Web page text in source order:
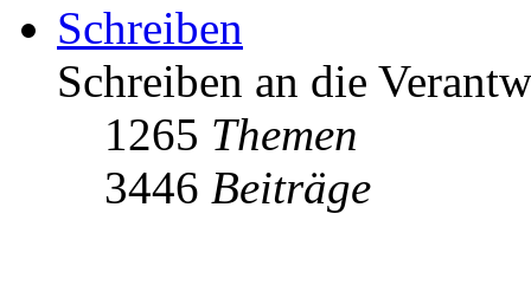
Schreiben
Schreiben an die
1265 Themen
3446 Beiträge